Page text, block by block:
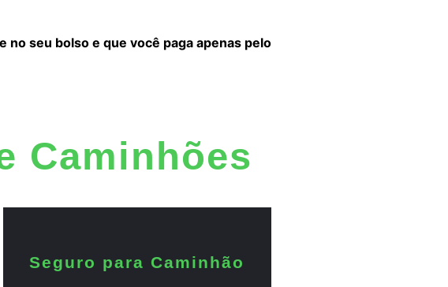
seu bolso e que você paga apenas pelo
Caminhões
Seguro para Caminhão